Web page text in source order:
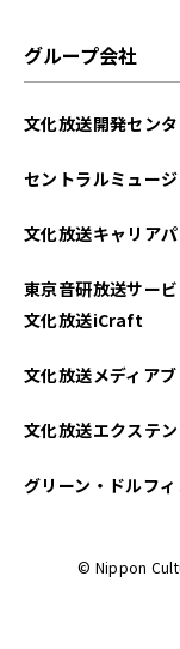
グループ会社
文化放送開発セン
セントラルミュー
文化放送キャリア
東京音研放送サー
文化放送iCraft
文化放送メディア
文化放送エクステ
グリーン・ドルフ
© Nippon